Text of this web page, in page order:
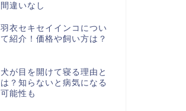
間違いなし
羽衣セキセイインコについ
て紹介！価格や飼い方は？
犬が目を開けて寝る理由と
は？知らないと病気になる
可能性も